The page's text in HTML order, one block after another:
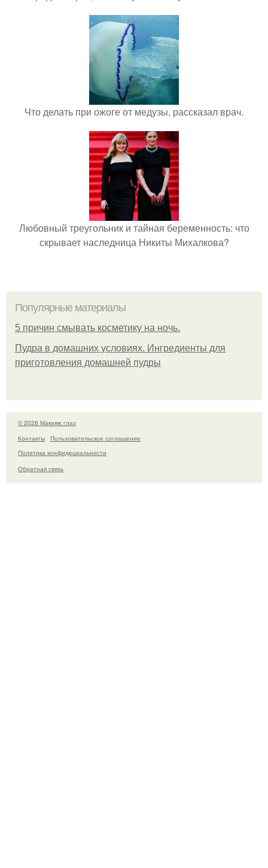
Что делать при ожоге от медузы, рассказал врач.
Любовный треугольник и тайная беременность: что
скрывает наследница Никиты Михалкова?
Популярные материалы
5 причин смывать косметику на ночь.
Пудра в домашних условиях. Ингредиенты для
приготовления домашней пудры
© 2026 Макияж глаз
Контакты
Пользовательское соглашение
Политика конфидециальности
Обратная связь